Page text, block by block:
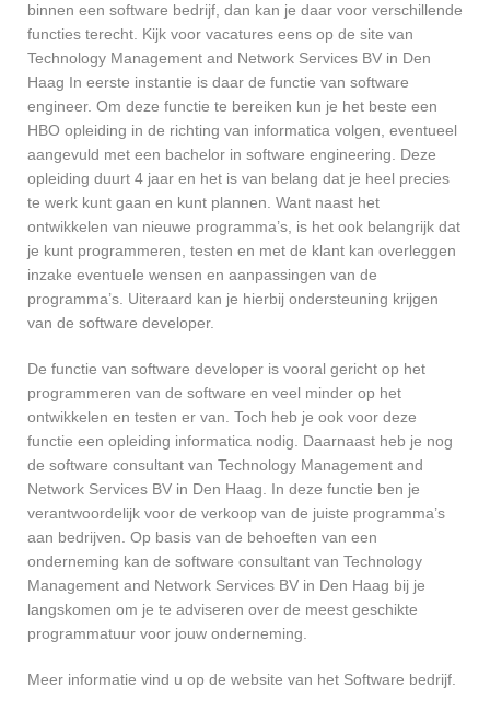
binnen een software bedrijf, dan kan je daar voor verschillende
functies terecht. Kijk voor vacatures eens op de site van
Technology Management and Network Services BV in Den
Haag In eerste instantie is daar de functie van software
engineer. Om deze functie te bereiken kun je het beste een
HBO opleiding in de richting van informatica volgen, eventueel
aangevuld met een bachelor in software engineering. Deze
opleiding duurt 4 jaar en het is van belang dat je heel precies
te werk kunt gaan en kunt plannen. Want naast het
ontwikkelen van nieuwe programma’s, is het ook belangrijk dat
je kunt programmeren, testen en met de klant kan overleggen
inzake eventuele wensen en aanpassingen van de
programma’s. Uiteraard kan je hierbij ondersteuning krijgen
van de software developer.
De functie van software developer is vooral gericht op het
programmeren van de software en veel minder op het
ontwikkelen en testen er van. Toch heb je ook voor deze
functie een opleiding informatica nodig. Daarnaast heb je nog
de software consultant van Technology Management and
Network Services BV in Den Haag. In deze functie ben je
verantwoordelijk voor de verkoop van de juiste programma’s
aan bedrijven. Op basis van de behoeften van een
onderneming kan de software consultant van Technology
Management and Network Services BV in Den Haag bij je
langskomen om je te adviseren over de meest geschikte
programmatuur voor jouw onderneming.
Meer informatie vind u op de website van het Software bedrijf.